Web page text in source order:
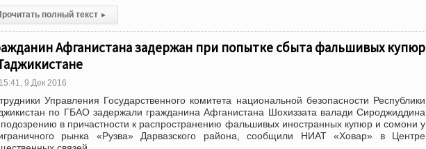
полный текст ▸
Афганистана задержан при попытке сбыта фальшивых купюр
15:41, 9.Дек 2016
Управления Государственного комитета национальной безопасности Республики
по ГБАО задержали гражданина Афганистана Шохиззата валади Сироджиддина
в причастности к распространению фальшивых иностранных купюр и сомони у
рынка «Рузва» Дарвазского района, сообщили НИАТ «Ховар» в Центре